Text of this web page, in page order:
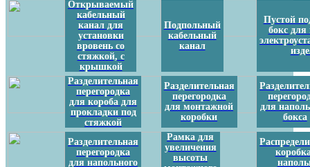
Открываемый
кабельный
канал для
установки
вровень со
стяжкой, с
крышкой
Подпольный
кабельный
канал
Пустой
бокс
Разделительная
перегородка
для короба для
прокладки под
стяжкой
Разделительная
перегородка
для монтажной
коробки
для
бокса
Разделительная
перегородка
для напольного
Рамка для
увеличения
высоты